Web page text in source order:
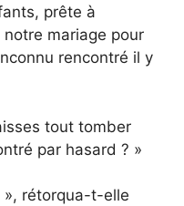
prête à
mariage pour
rencontré il y
tout tomber
par hasard ? »
», rétorqua-t-elle